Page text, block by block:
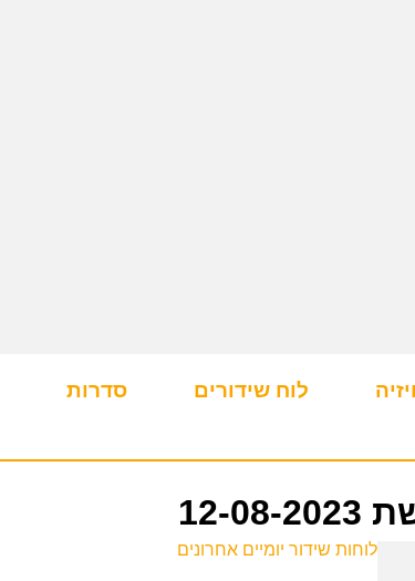
לוח שידורים סדרות
לוחות שידור יומיים אחרונים